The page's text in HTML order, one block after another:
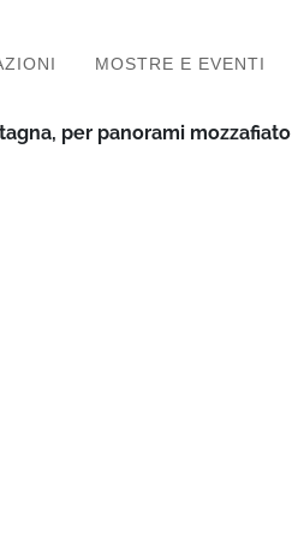
MOSTRE E EVENTI
per panorami mozzafiato